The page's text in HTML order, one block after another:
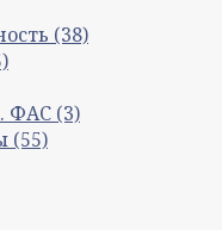
(38)
ФАС (3)
(55)